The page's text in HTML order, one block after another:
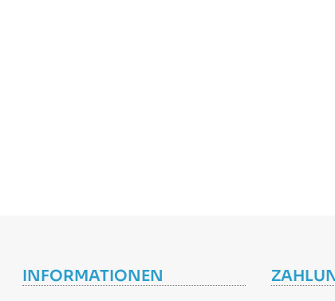
INFORMATIONEN